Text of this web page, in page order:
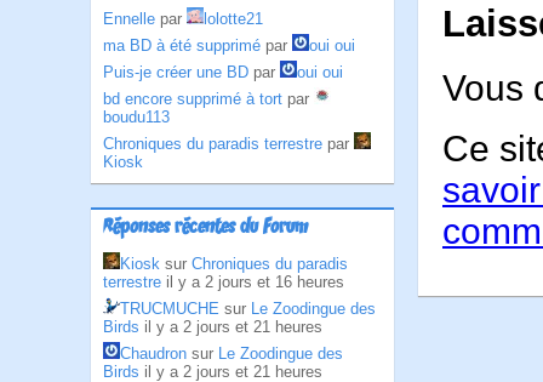
Ennelle par
lolotte21
ma BD à été supprimé par
oui oui
Puis-je créer une BD par
oui oui
bd encore supprimé à tort par
boudu113
Chroniques du paradis terrestre par
Kiosk
Réponses récentes du Forum
Kiosk sur Chroniques du paradis
terrestre il y a 2 jours et 16 heures
TRUCMUCHE sur Le Zoodingue des
Birds il y a 2 jours et 21 heures
Chaudron sur Le Zoodingue des
Birds il y a 2 jours et 21 heures
Vous
Ce